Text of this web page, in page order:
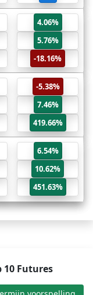
4.06%
5.76%
-18.16%
-5.38%
7.46%
419.66%
6.54%
10.62%
451.63%
TRX/USD
TRON USD
LTC/USD
Litecoin USD
VET/USD
VeChain USD
10 Futures